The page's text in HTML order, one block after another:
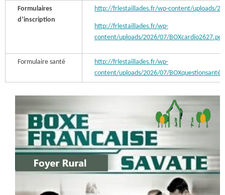
Formulaires
d’inscription
http://frlestaillades.fr/wp-content/uploads/
http://frlestaillades.fr/wp-
content/uploads/2026/07/BOXcardio2627.pdf
Formulaire santé
http://frlestaillades.fr/wp-
content/uploads/2026/07/